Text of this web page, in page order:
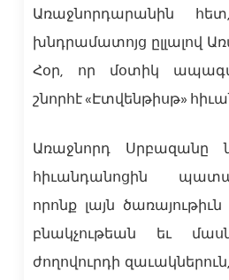
Առաջնորդարանին
խնդրամատոյց ըլլալով
Հօր, որ մօտիկ
շնորհէ «Էտվենթիսթ»
Առաջնորդ
հիւանդանոցին
որոնք լայն
բնակչութեան եւ
ժողովուրդի